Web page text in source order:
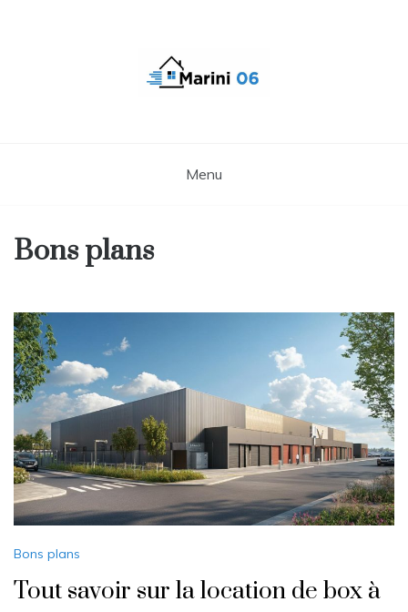
Menu
Bons plans
Bons plans
Tout savoir sur la location de box à